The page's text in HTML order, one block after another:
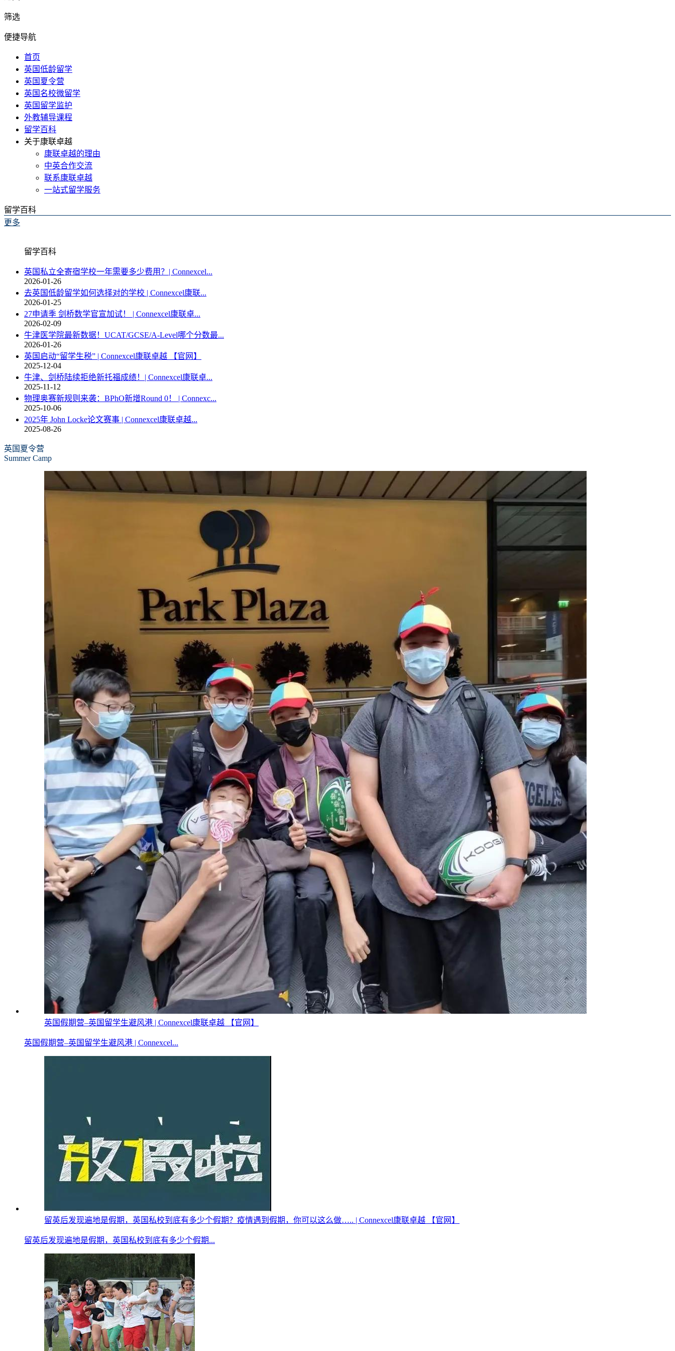
筛选
便捷导航
首页
英国低龄留学
英国夏令营
英国名校微留学
英国留学监护
外教辅导课程
留学百科
关于康联卓越
康联卓越的理由
中英合作交流
联系康联卓越
一站式留学服务
留学百科
更多
留学百科
英国私立全寄宿学校一年需要多少费用？| Connexcel...
2026-01-26
去英国低龄留学如何选择对的学校 | Connexcel康联...
2026-01-25
27申请季 剑桥数学官宣加试！ | Connexcel康联卓...
2026-02-09
牛津医学院最新数据！UCAT/GCSE/A-Level哪个分数最...
2026-01-26
英国启动“留学生税” | Connexcel康联卓越 【官网】
2025-12-04
牛津、剑桥陆续拒绝新托福成绩！| Connexcel康联卓...
2025-11-12
物理奥赛新规则来袭：BPhO新增Round 0！ | Connexc...
2025-10-06
2025年 John Locke论文赛事 | Connexcel康联卓越...
2025-08-26
英国夏令营
Summer Camp
英国假期营–英国留学生避风港 | Connexcel康联卓越 【官网】
英国假期营–英国留学生避风港 | Connexcel...
留英后发现遍地是假期，英国私校到底有多少个假期？疫情遇到假期，你可以这么做….. | Connexcel康联卓越 【官网】
留英后发现遍地是假期，英国私校到底有多少个假期...